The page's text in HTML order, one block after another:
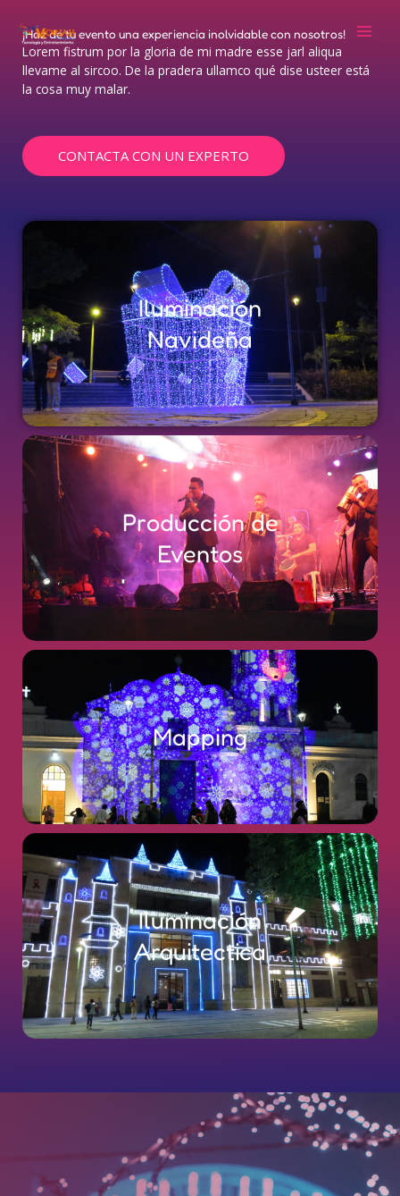
contenido
¡Haz de tu evento una experiencia inolvidable con nosotros!
Lorem fistrum por la gloria de mi madre esse jarl aliqua
llevame al sircoo. De la pradera ullamco qué dise usteer está
la cosa muy malar.
CONTACTA CON UN EXPERTO
Iluminación
Navideña
Producción de
Eventos
Mapping
Iluminación
Arquitectica